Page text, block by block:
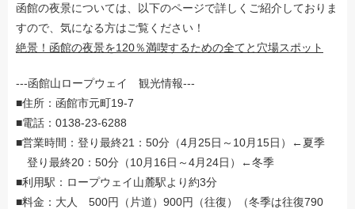
函館の夜景については、以下のページで詳しくご紹介しておりま
すので、気になる方はご覧ください！
絶景！函館の夜景を120％満喫するための全てと穴場スポット
---函館山ロープウェイ 観光情報---
■住所：函館市元町19-7
■電話：0138-23-6288
■営業時間：登り最終21：50分（4月25日～10月15日）←夏季
登り最終20：50分（10月16日～4月24日）←冬季
■利用駅：ロープウェイ山麓駅より約3分
■料金：大人 500円（片道）900円（往復）（冬季は往復790